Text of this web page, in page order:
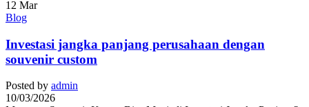
12 Mar
Blog
Investasi jangka panjang perusahaan dengan
souvenir custom
Posted by admin
10/03/2026